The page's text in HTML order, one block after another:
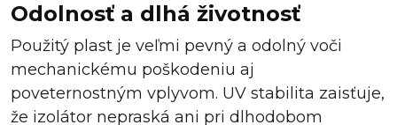
Odolnosť a dlhá životnosť
Použitý plast je veľmi pevný a odolný voči
mechanickému poškodeniu aj
poveternostným vplyvom. UV stabilita zaisťuje,
že izolátor nepraská ani pri dlhodobom